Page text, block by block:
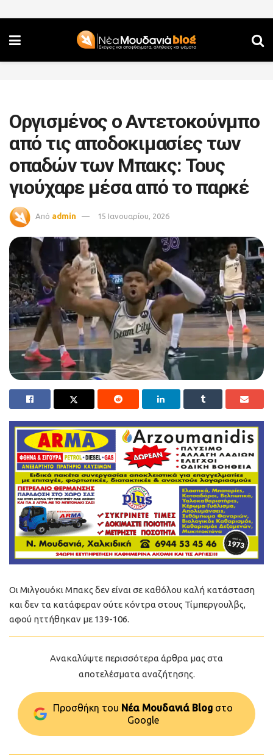
Οργισμένος ο Αντετοκούνμπο
από τις αποδοκιμασίες των
οπαδών των Μπακς: Τους
γιούχαρε μέσα από το παρκέ
Από admin 15 Ιανουαρίου, 2026
Οι Μιλγουόκι Μπακς δεν είναι σε καθόλου καλή κατάσταση
και δεν τα κατάφεραν ούτε κόντρα στους Τίμπεργουλβς,
αφού ηττήθηκαν με 139-106.
Ανακαλύψτε περισσότερα άρθρα μας στα
αποτελέσματα αναζήτησης.
Προσθήκη του Νέα Μουδανιά Blog στo
Google